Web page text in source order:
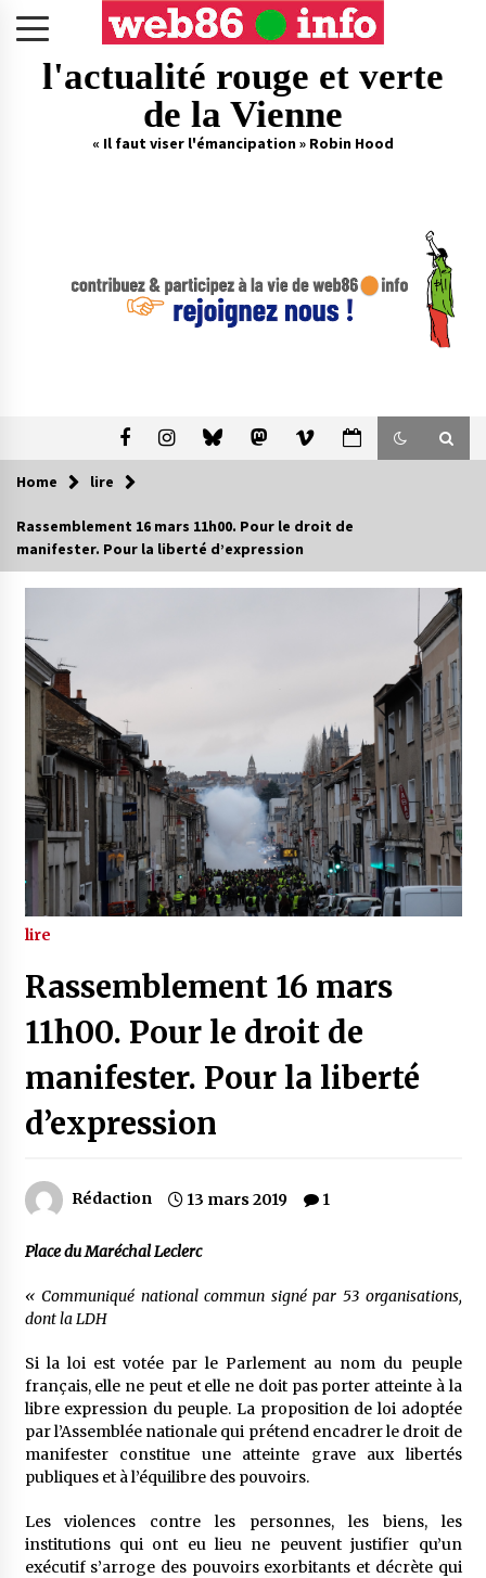
l'actualité rouge et verte
de la Vienne
« Il faut viser l'émancipation » Robin Hood
Home lire
Rassemblement 16 mars 11h00. Pour le droit de
manifester. Pour la liberté d’expression
lire
Rassemblement 16 mars
11h00. Pour le droit de
manifester. Pour la liberté
d’expression
Rédaction 13 mars 2019 1
Place du Maréchal Leclerc
« Communiqué national commun signé par 53 organisations,
dont la LDH
Si la loi est votée par le Parlement au nom du peuple
français, elle ne peut et elle ne doit pas porter atteinte à la
libre expression du peuple. La proposition de loi adoptée
par l’Assemblée nationale qui prétend encadrer le droit de
manifester constitue une atteinte grave aux libertés
publiques et à l’équilibre des pouvoirs.
Les violences contre les personnes, les biens, les
institutions qui ont eu lieu ne peuvent justifier qu’un
exécutif s’arroge des pouvoirs exorbitants et décrète qui